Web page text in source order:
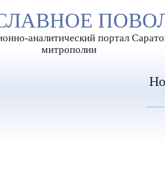
А А А
аналитический портал
митрополии